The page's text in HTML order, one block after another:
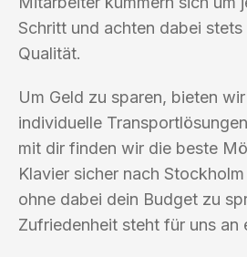
Schritt und achten dabei
Qualität.
Um Geld zu sparen, bieten
individuelle
mit dir finden wir die beste
Klavier sicher nach
ohne dabei dein Budget zu
Zufriedenheit steht für uns an